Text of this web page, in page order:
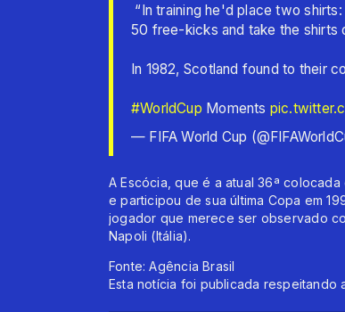
“In training he'd place two
50 free-kicks and take the
In 1982, Scotland found to their
#WorldCup Moments
— FIFA World Cup
A Escócia, que é a atual 36ª
e participou de sua última Copa em
jogador que merece ser observado
Napoli (Itália).
Fonte: Agência Brasil
Esta notícia foi publicada respeitando